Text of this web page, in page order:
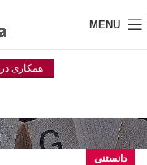
MENU
همکاری
دانستنی